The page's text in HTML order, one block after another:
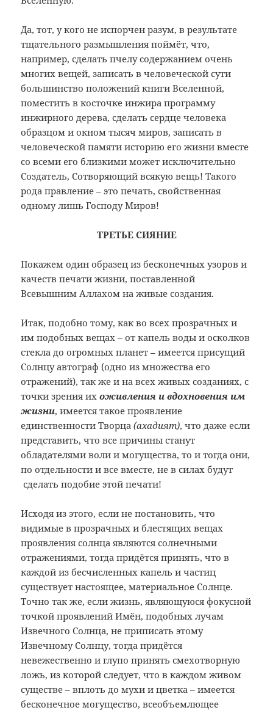
Да, тот, у кого не испорчен разум, в результате
тщательного размышления поймёт, что,
например, сделать пчелу содержанием очень
многих вещей, записать в человеческой сути
большинство положений книги Вселенной,
поместить в косточке инжира программу
инжирного дерева, сделать сердце человека
образцом и окном тысяч миров, записать в
человеческой памяти историю его жизни вместе
со всеми его близкими может исключительно
Создатель, Сотворяющий всякую вещь! Такого
рода правление – это печать, свойственная
одному лишь Господу Миров!
ТРЕТЬЕ СИЯНИЕ
Покажем один образец из бесконечных узоров и
качеств печати жизни, поставленной
Всевышним Аллахом на живые создания.
Итак, подобно тому, как во всех прозрачных и
им подобных вещах – от капель воды и осколков
стекла до огромных планет – имеется присущий
Солнцу автограф (одно из множества его
отражений), так же и на всех живых созданиях, с
точки зрения их оживления и вдохновения им
жизни, имеется такое проявление
единственности Творца (ахадият), что даже если
представить, что все причины станут
обладателями воли и могущества, то и тогда они,
по отдельности и все вместе, не в силах будут
сделать подобие этой печати!
Исходя из этого, если не постановить, что
видимые в прозрачных и блестящих вещах
проявления солнца являются солнечными
отражениями, тогда придётся принять, что в
каждой из бесчисленных капель и частиц
существует настоящее, материальное Солнце.
Точно так же, если жизнь, являющуюся фокусной
точкой проявлений Имён, подобных лучам
Извечного Солнца, не приписать этому
Извечному Солнцу, тогда придётся
невежественно и глупо принять смехотворную
ложь, из которой следует, что в каждом живом
существе – вплоть до мухи и цветка – имеется
бесконечное могущество, всеобъемлющее